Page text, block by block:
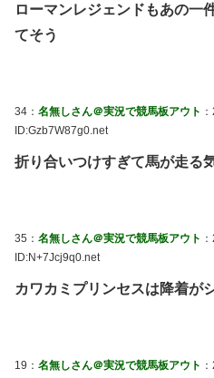
ローマンレジェンドもあの一
てそう
34： 名無しさん＠実況で競馬板アウト
ID:Gzb7W87g0.net
折り合いつけすぎて馬が走る
35： 名無しさん＠実況で競馬板アウト
ID:N+7Jcj9q0.net
カワカミプリンセスは降着が
19： 名無しさん＠実況で競馬板アウト